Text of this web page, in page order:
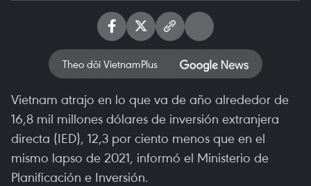
Theo dõi VietnamPlus
Vietnam atrajo en lo que va de año alrededor de
16,8 mil millones dólares de inversión extranjera
directa (IED), 12,3 por ciento menos que en el
mismo lapso de 2021, informó el Ministerio de
Planificación e Inversión.